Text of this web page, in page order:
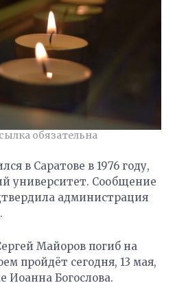
обязательна
в Саратове в 1976 году,
университет. Сообщение
администрация
Майоров погиб на
пройдёт сегодня, 13 мая,
Иоанна Богослова.